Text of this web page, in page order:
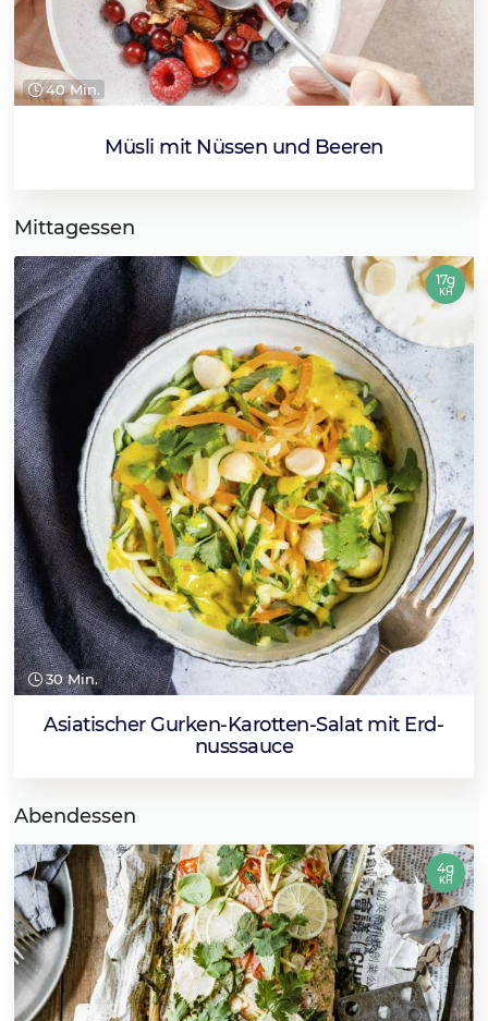
40 Min.
Müsli mit Nüssen und Beeren
Mittagessen
30 Min.
Asia­ti­scher Gur­ken-Karotten-Sa­lat mit Erd­
nuss­sau­ce
17g
KH
Abendessen
4g
KH